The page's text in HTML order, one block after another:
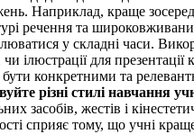
Наприклад, краще
речення та
у складні часи.
чи ілюстрації для презентації
конкретними та
різні стилі навчання
засобів, жестів і
сприяє тому, що учні